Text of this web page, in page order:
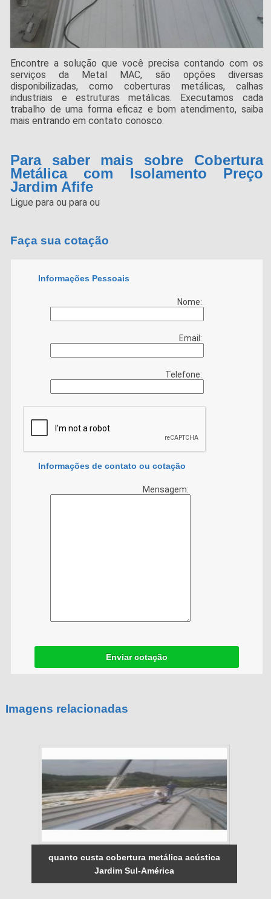
Encontre a solução que você precisa contando com os
serviços da Metal MAC, são opções diversas
disponibilizadas, como coberturas metálicas, calhas
industriais e estruturas metálicas. Executamos cada
trabalho de uma forma eficaz e bom atendimento, saiba
mais entrando em contato conosco.
Para saber mais sobre Cobertura
Metálica com Isolamento Preço
Jardim Afife
Ligue paraou paraou
Faça sua cotação
Informações Pessoais
Nome:
Email:
Telefone:
Informações de contato ou cotação
Mensagem:
Enviar cotação
Imagens relacionadas
quanto custa cobertura metálica acústica
Jardim Sul-América